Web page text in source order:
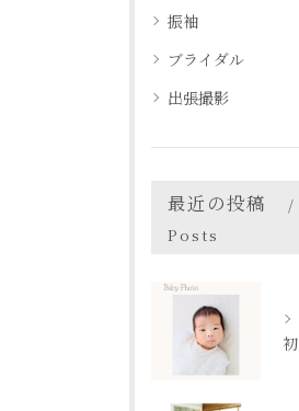
振袖
ブライダル
出張撮影
最近の投稿
Posts